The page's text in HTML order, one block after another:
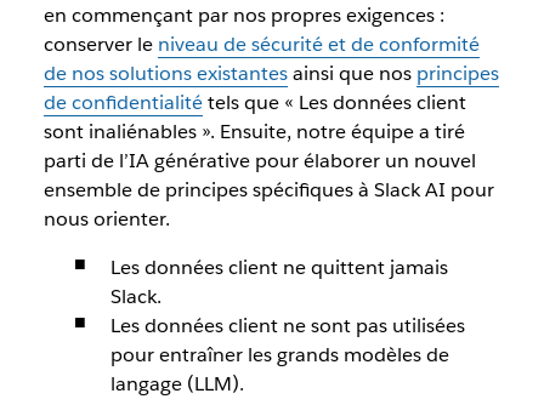
en commençant par nos propres exigences :
conserver le niveau de sécurité et de conformité
de nos solutions existantesainsi que nos principes
de confidentialitétels que « Les données client
sont inaliénables ». Ensuite, notre équipe a tiré
parti de l’IA générative pour élaborer un nouvel
ensemble de principes spécifiques à Slack AI pour
nous orienter.
Les données client ne quittent jamais
Slack.
Les données client ne sont pas utilisées
pour entraîner les grands modèles de
langage (LLM).